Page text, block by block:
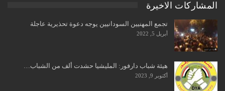
المشاركات الاخيرة
تجمع المهنيين السودانيين يوجه دعوة تحذيرية عاجلة
أبريل 5, 2022
هيئة شباب دارفور: المليشيا حشدت ألف من الشباب…
أكتوبر 9, 2023